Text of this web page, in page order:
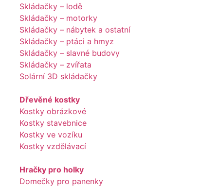
Skládačky – lodě
Skládačky – motorky
Skládačky – nábytek a ostatní
Skládačky – ptáci a hmyz
Skládačky – slavné budovy
Skládačky – zvířata
Solární 3D skládačky
Dřevěné kostky
Kostky obrázkové
Kostky stavebnice
Kostky ve vozíku
Kostky vzdělávací
Hračky pro holky
Domečky pro panenky